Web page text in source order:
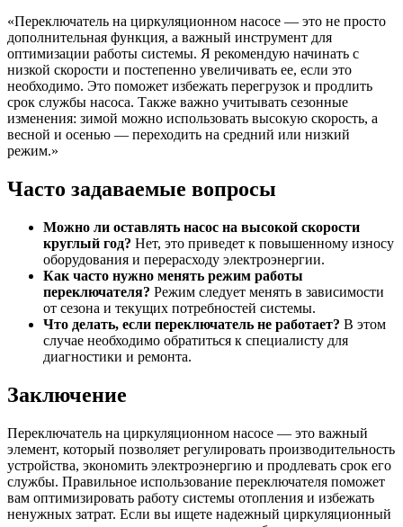
«Переключатель на циркуляционном насосе — это не просто
дополнительная функция, а важный инструмент для
оптимизации работы системы. Я рекомендую начинать с
низкой скорости и постепенно увеличивать ее, если это
необходимо. Это поможет избежать перегрузок и продлить
срок службы насоса. Также важно учитывать сезонные
изменения: зимой можно использовать высокую скорость, а
весной и осенью — переходить на средний или низкий
режим.»
Часто задаваемые вопросы
Можно ли оставлять насос на высокой скорости
круглый год? Нет, это приведет к повышенному износу
оборудования и перерасходу электроэнергии.
Как часто нужно менять режим работы
переключателя? Режим следует менять в зависимости
от сезона и текущих потребностей системы.
Что делать, если переключатель не работает? В этом
случае необходимо обратиться к специалисту для
диагностики и ремонта.
Заключение
Переключатель на циркуляционном насосе — это важный
элемент, который позволяет регулировать производительность
устройства, экономить электроэнергию и продлевать срок его
службы. Правильное использование переключателя поможет
вам оптимизировать работу системы отопления и избежать
ненужных затрат. Если вы ищете надежный циркуляционный